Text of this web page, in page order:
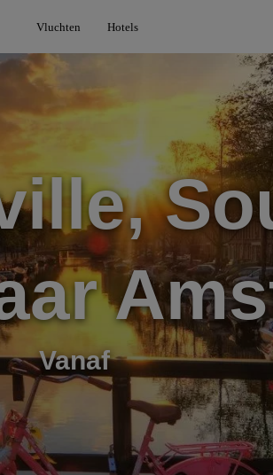
Vluchten Hotels
Vanaf